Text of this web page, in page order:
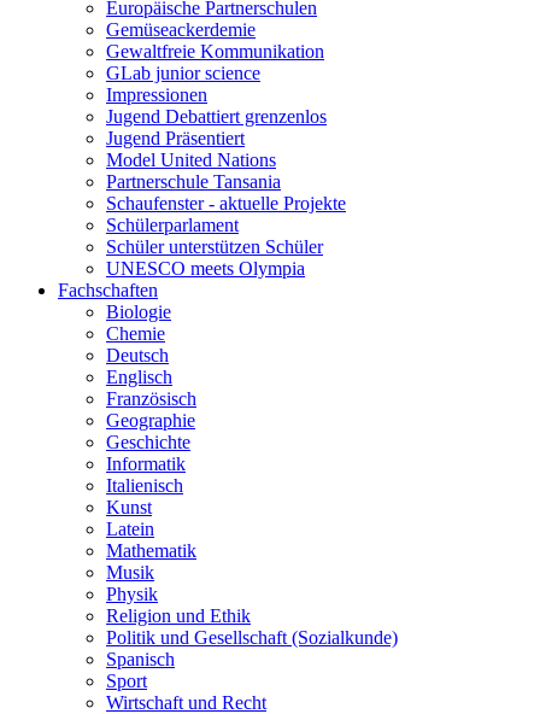
Europäische Partnerschulen
Gemüseackerdemie
Gewaltfreie Kommunikation
GLab junior science
Impressionen
Jugend Debattiert grenzenlos
Jugend Präsentiert
Model United Nations
Partnerschule Tansania
Schaufenster - aktuelle Projekte
Schülerparlament
Schüler unterstützen Schüler
UNESCO meets Olympia
Fachschaften
Biologie
Chemie
Deutsch
Englisch
Französisch
Geographie
Geschichte
Informatik
Italienisch
Kunst
Latein
Mathematik
Musik
Physik
Religion und Ethik
Politik und Gesellschaft (Sozialkunde)
Spanisch
Sport
Wirtschaft und Recht